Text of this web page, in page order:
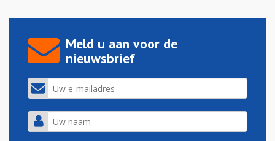
Meld u aan voor de
nieuwsbrief